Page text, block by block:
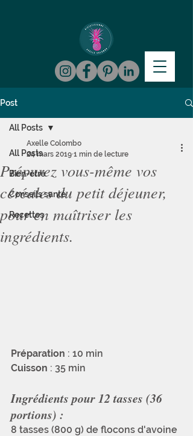
Post
All Posts
Bien-être
Conseils santé
Recettes
All Posts
Préparez vous-même vos
céréales du petit déjeuner,
pour en maîtriser les
ingrédients.
Axelle Colombo
24 mars 2019 1 min de lecture
Préparation : 10 min
Cuisson : 35 min
Ingrédients pour 12 tasses (36
portions) :
8 tasses (800 g) de flocons d'avoine